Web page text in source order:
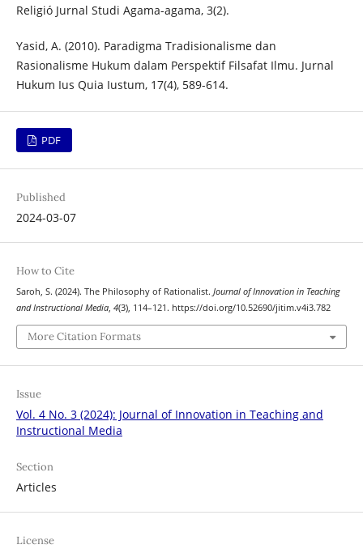
Religió Jurnal Studi Agama-agama, 3(2).
Yasid, A. (2010). Paradigma Tradisionalisme dan
Rasionalisme Hukum dalam Perspektif Filsafat Ilmu. Jurnal
Hukum Ius Quia Iustum, 17(4), 589-614.
PDF
Published
2024-03-07
How to Cite
Saroh, S. (2024). The Philosophy of Rationalist. Journal of Innovation in Teaching
and Instructional Media, 4(3), 114–121. https://doi.org/10.52690/jitim.v4i3.782
More Citation Formats
Issue
Vol. 4 No. 3 (2024): Journal of Innovation in Teaching and
Instructional Media
Section
Articles
License